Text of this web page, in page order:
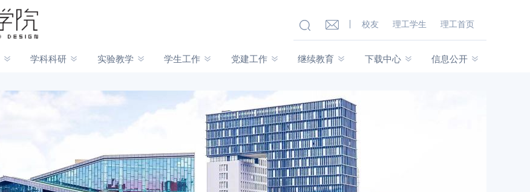
校友 理工学生 理工首页
学科科研 实验教学 学生工作 党建工作 继续教育 下载中心 信息公开